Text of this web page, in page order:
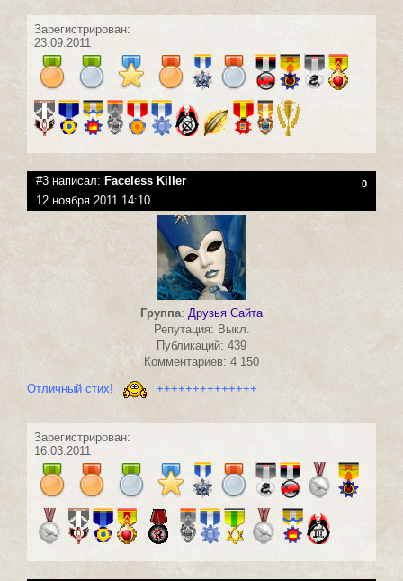
Зарегистрирован:
23.09.2011
#3 написал: Faceless Killer 0
12 ноября 2011 14:10
Группа: Друзья Сайта
Репутация: Выкл.
Публикаций: 439
Комментариев: 4 150
Отличный стих! ++++++++++++++
Зарегистрирован:
16.03.2011